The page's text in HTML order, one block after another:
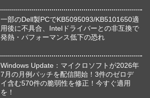
一部のDell製PCでKB5095093/KB5101650適
用後に不具合、Intelドライバーとの非互換で
発熱・パフォーマンス低下の恐れ
Windows Update：マイクロソフトが2026年
7月の月例パッチを配信開始！3件のゼロデ
イ含む570件の脆弱性を修正！今すぐ適用
を！